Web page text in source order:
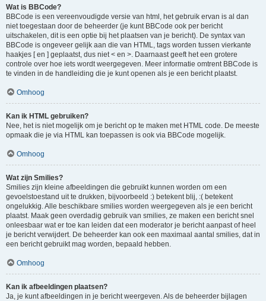
Wat is BBCode?
BBCode is een vereenvoudigde versie van html, het gebruik ervan is al dan
niet toegestaan door de beheerder (je kunt BBCode ook per bericht
uitschakelen, dit is een optie bij het plaatsen van je bericht). De syntax van
BBCode is ongeveer gelijk aan die van HTML, tags worden tussen vierkante
haakjes [ en ] geplaatst, dus niet < en >. Daarnaast geeft het een grotere
controle over hoe iets wordt weergegeven. Meer informatie omtrent BBCode is
te vinden in de handleiding die je kunt openen als je een bericht plaatst.
Omhoog
Kan ik HTML gebruiken?
Nee, het is niet mogelijk om je bericht op te maken met HTML code. De meeste
opmaak die je via HTML kan toepassen is ook via BBCode mogelijk.
Omhoog
Wat zijn Smilies?
Smilies zijn kleine afbeeldingen die gebruikt kunnen worden om een
gevoelstoestand uit te drukken, bijvoorbeeld :) betekent blij, :( betekent
ongelukkig. Alle beschikbare smilies worden weergegeven als je een bericht
plaatst. Maak geen overdadig gebruik van smilies, ze maken een bericht snel
onleesbaar wat er toe kan leiden dat een moderator je bericht aanpast of heel
je bericht verwijdert. De beheerder kan ook een maximaal aantal smilies, dat in
een bericht gebruikt mag worden, bepaald hebben.
Omhoog
Kan ik afbeeldingen plaatsen?
Ja, je kunt afbeeldingen in je bericht weergeven. Als de beheerder bijlagen